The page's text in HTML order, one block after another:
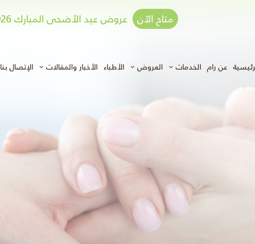
متاح الآن عروض عيد الأضحى المبارك 2026
(الحالي)
عن رام الخدمات العروض الأطباء الأخبار والمقالات الإتصال بنا